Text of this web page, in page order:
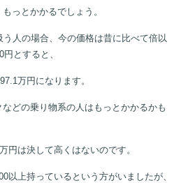
っとかかるでしょう。
う人の場合、今の価格は昔に比べて倍以
円とすると、
万円になります。
どの乗り物系の人はもっとかかるかも
万円は決して高くはないのです。
以上持っているという方がいましたが、